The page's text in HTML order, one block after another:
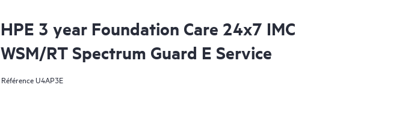
HPE 3 year Foundation Care 24x7 IMC
WSM/RT Spectrum Guard E Service
RéférenceU4AP3E